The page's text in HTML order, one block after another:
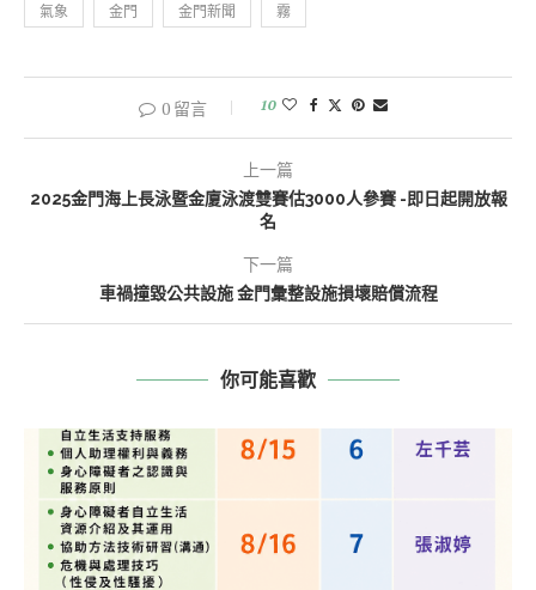
氣象 金門 金門新聞 霧
0 留言 10
上一篇
2025金門海上長泳暨金廈泳渡雙賽估3000人參賽 -即日起開放報
名
下一篇
車禍撞毀公共設施 金門彙整設施損壞賠償流程
你可能喜歡